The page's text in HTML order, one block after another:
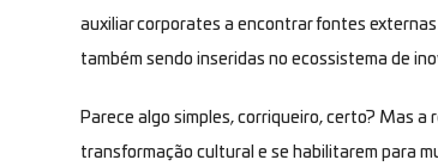
auxiliar corporates a encontrar fontes
também sendo inseridas no ecossistema de
Parece algo simples, corriqueiro, certo? Mas a
transformação cultural e se habilitarem para